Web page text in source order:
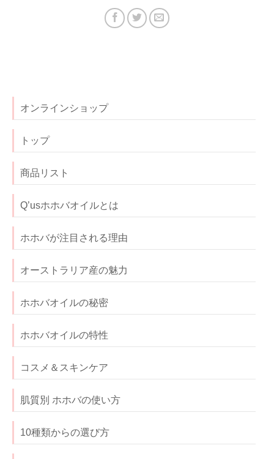
オンラインショップ
トップ
商品リスト
Q’usホホバオイルとは
ホホバが注目される理由
オーストラリア産の魅力
ホホバオイルの秘密
ホホバオイルの特性
コスメ＆スキンケア
肌質別 ホホバの使い方
10種類からの選び方